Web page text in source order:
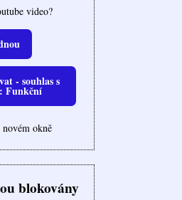
video?
- souhlas s
Funkční
okně
blokovány